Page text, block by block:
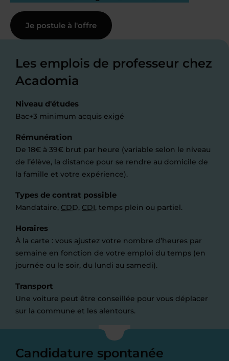
Je postule à l'offre
Les emplois de professeur chez
Acadomia
Niveau d'études
Bac+3 minimum acquis exigé
Rémunération
De 18€ à 39€ brut par heure (variable selon le niveau
de l’élève, la distance pour se rendre au domicile de
la famille et votre expérience).
Types de contrat possible
Mandataire, CDD, CDI, temps plein ou partiel.
Horaires
À la carte : vous ajustez votre nombre d’heures par
semaine en fonction de votre emploi du temps (en
journée ou le soir, du lundi au samedi).
Transport
Une voiture peut être conseillée pour vous déplacer
sur la commune et les alentours.
Candidature spontanée